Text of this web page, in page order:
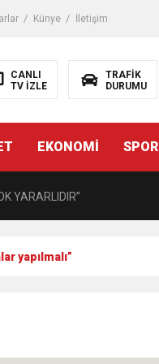
Künye İletişim
CANLI
TV İZLE
TRAFİK
DURUMU
EKONOMİ SPOR
YARARLIDIR”
yapılmalı”